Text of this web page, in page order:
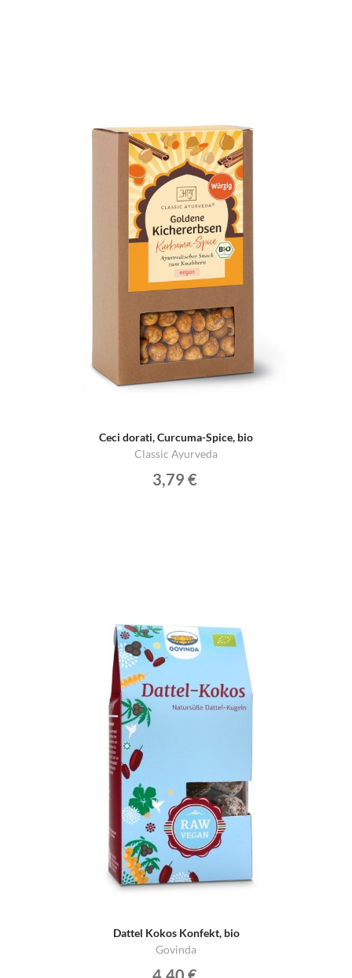
Ceci dorati, Curcuma-Spice, bio
Classic Ayurveda
3,79 €
Dattel Kokos Konfekt, bio
Govinda